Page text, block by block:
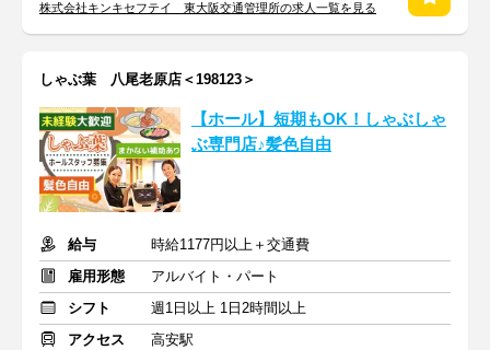
株式会社キンキセフテイ 東大阪交通管理所の求人一覧を見る
しゃぶ葉 八尾老原店＜198123＞
【ホール】短期もOK！しゃぶしゃ
ぶ専門店♪髪色自由
給与
時給1177円以上＋交通費
雇用形態
アルバイト・パート
シフト
週1日以上 1日2時間以上
アクセス
高安駅